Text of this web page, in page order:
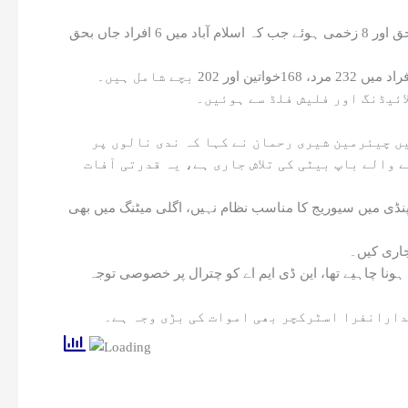
اس کے علاوہ گلگت بلتستان میں بارشوں کے باعث 3 افراد جاں بحق اور 4 زخمی ہوئے، آزاد کشمیر میں بارشوں کے باعث 2 افراد جاں بحق اور 8 زخمی ہوئے جب کہ اسلام آباد میں 6 افراد جاں بحق
چیئرمین شیری رحمان نے کہا کہ ندی نالوں پر
باپ بیٹی کی تلاش جاری ہے، یہ قدرتی آفات
میں سیوریج کا مناسب نظام نہیں، اگلی میٹنگ میں بھی
کیں۔
چاہیے تھا، این ڈی ایم اے کو چترال پر خصوصی توجہ
اسٹرکچر بھی اموات کی بڑی وجہ ہے۔